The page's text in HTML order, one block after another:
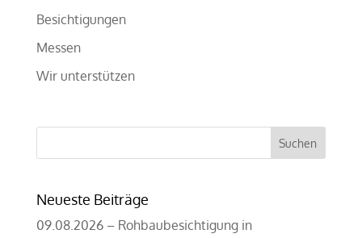
Besichtigungen
Messen
Wir unterstützen
Neueste Beiträge
09.08.2026 – Rohbaubesichtigung in